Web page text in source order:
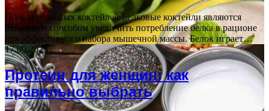
Польза белковых коктейлей Белковые коктейли являются
отличным способом увеличить потребление белка в рационе
для эффективного набора мышечной массы. Белок играет…
17.09.2025
Протеин для женщин: как
правильно выбрать